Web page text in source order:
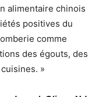
alimentaire chinois
positives du
comme
des égouts, des
»